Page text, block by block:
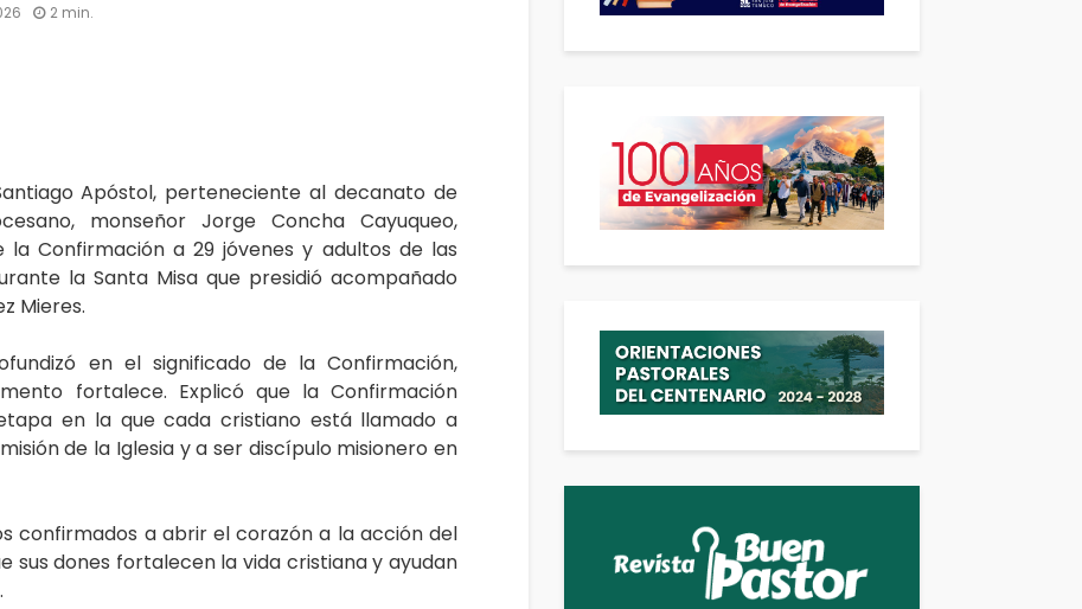
2 min.
Apóstol, perteneciente al decanato de
monseñor Jorge Concha Cayuqueo,
Confirmación a 29 jóvenes y adultos de las
la Santa Misa que presidió acompañado
Mieres.
en el significado de la Confirmación,
fortalece. Explicó que la Confirmación
en la que cada cristiano está llamado a
de la Iglesia y a ser discípulo misionero en
confirmados a abrir el corazón a la acción del
sus dones fortalecen la vida cristiana y ayudan